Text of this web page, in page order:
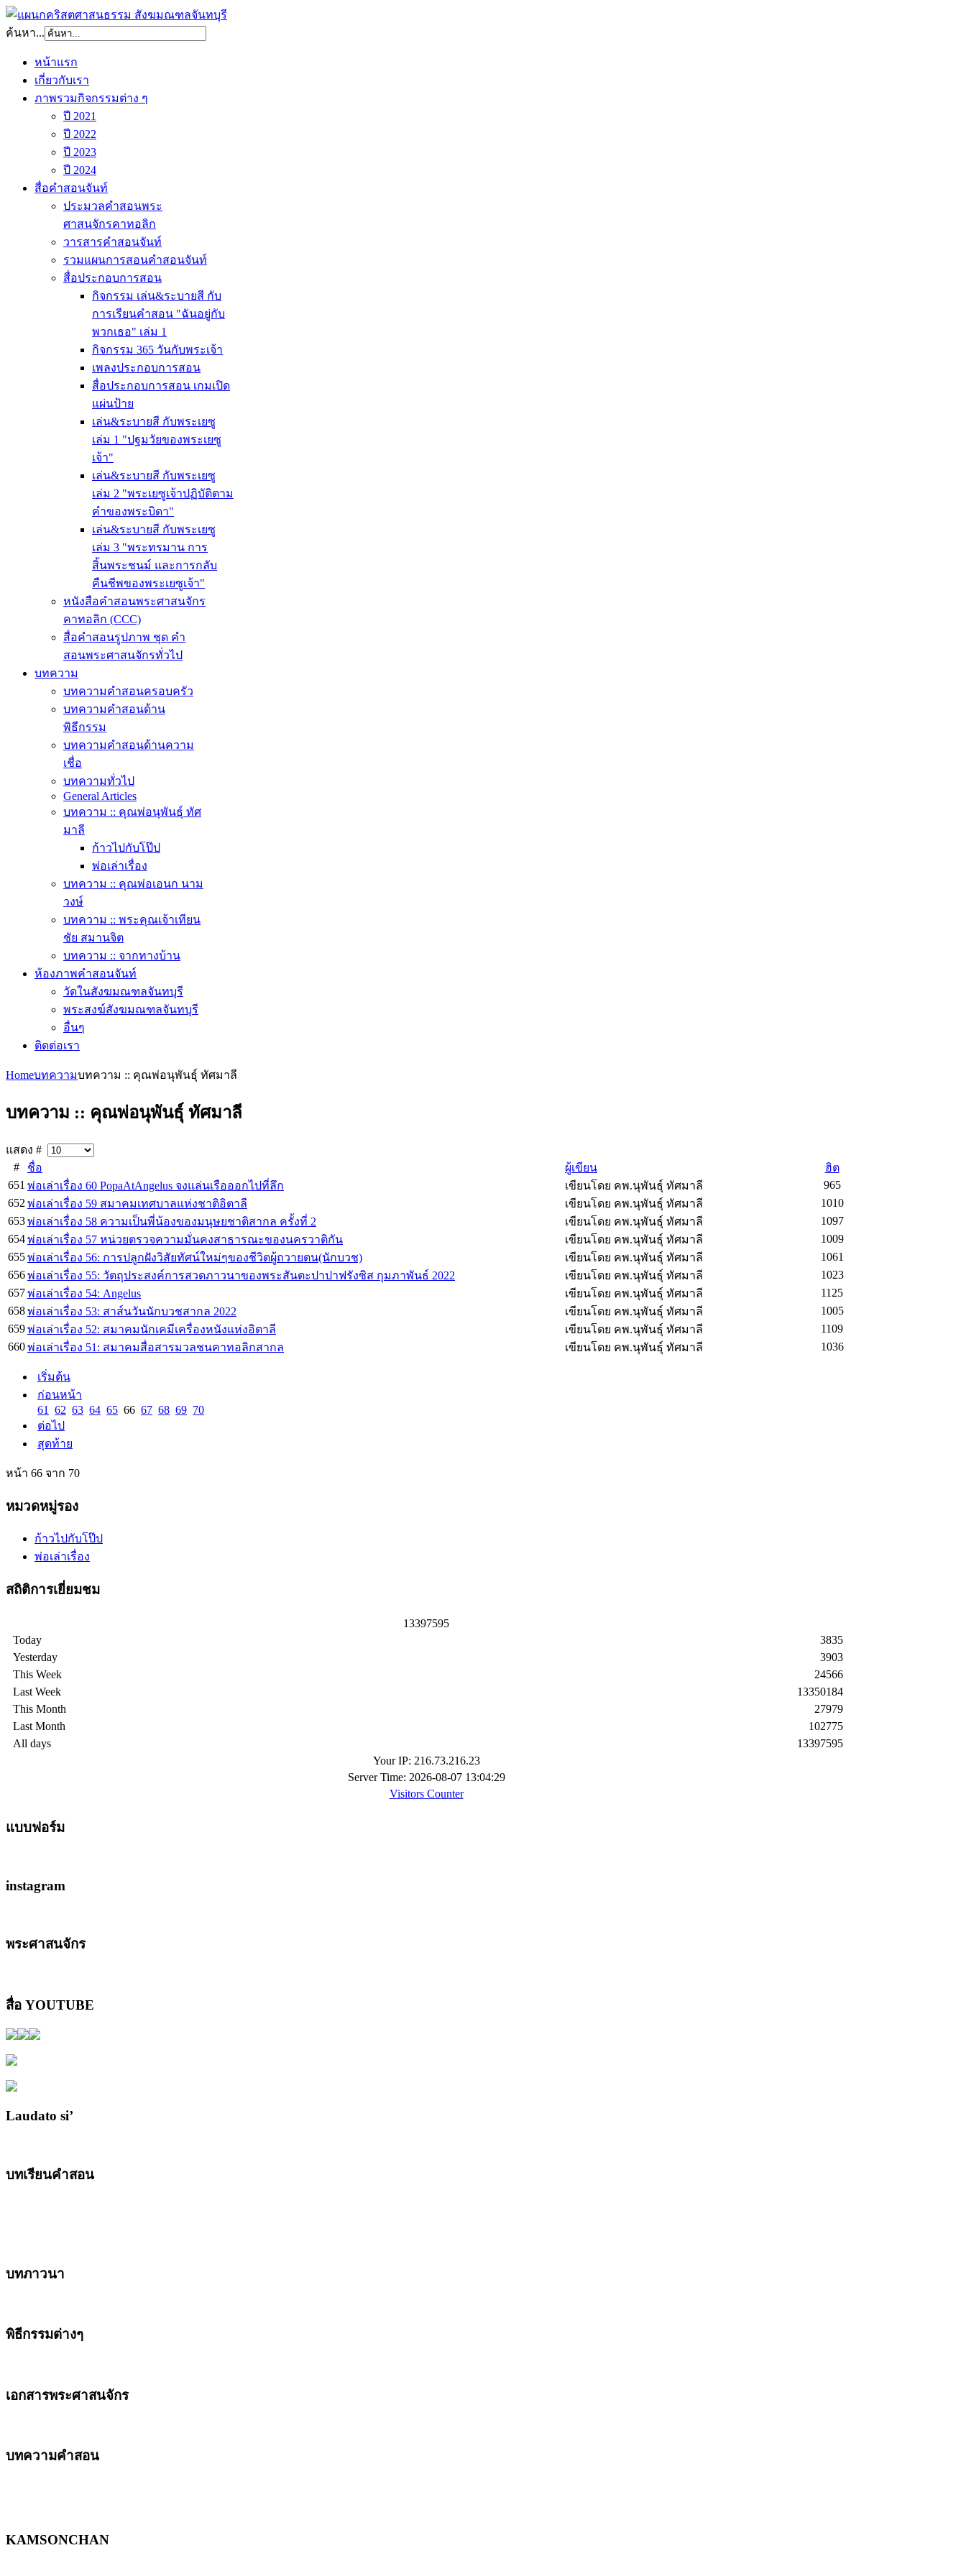
ค้นหา...
หน้าแรก
เกี่ยวกับเรา
ภาพรวมกิจกรรมต่าง ๆ
ปี 2021
ปี 2022
ปี 2023
ปี 2024
สื่อคำสอนจันท์
ประมวลคำสอนพระ
ศาสนจักรคาทอลิก
วารสารคำสอนจันท์
รวมแผนการสอนคำสอนจันท์
สื่อประกอบการสอน
กิจกรรม เล่น&ระบายสี กับ
การเรียนคำสอน "ฉันอยู่กับ
พวกเธอ" เล่ม 1
กิจกรรม 365 วันกับพระเจ้า
เพลงประกอบการสอน
สื่อประกอบการสอน เกมเปิด
แผ่นป้าย
เล่น&ระบายสี กับพระเยซู
เล่ม 1 "ปฐมวัยของพระเยซู
เจ้า"
เล่น&ระบายสี กับพระเยซู
เล่ม 2 "พระเยซูเจ้าปฏิบัติตาม
คำของพระบิดา"
เล่น&ระบายสี กับพระเยซู
เล่ม 3 "พระทรมาน การ
สิ้นพระชนม์ และการกลับ
คืนชีพของพระเยซูเจ้า"
หนังสือคำสอนพระศาสนจักร
คาทอลิก (CCC)
สื่อคำสอนรูปภาพ ชุด คำ
สอนพระศาสนจักรทั่วไป
บทความ
บทความคำสอนครอบครัว
บทความคำสอนด้าน
พิธีกรรม
บทความคำสอนด้านความ
เชื่อ
บทความทั่วไป
General Articles
บทความ :: คุณพ่อนุพันธุ์ ทัศ
มาลี
ก้าวไปกับโป๊ป
พ่อเล่าเรื่อง
บทความ :: คุณพ่อเอนก นาม
วงษ์
บทความ :: พระคุณเจ้าเทียน
ชัย สมานจิต
บทความ :: จากทางบ้าน
ห้องภาพคำสอนจันท์
วัดในสังฆมณฑลจันทบุรี
พระสงฆ์สังฆมณฑลจันทบุรี
อื่นๆ
ติดต่อเรา
Homeบทความบทความ :: คุณพ่อนุพันธุ์ ทัศมาลี
บทความ :: คุณพ่อนุพันธุ์ ทัศมาลี
แสดง #
#
ชื่อ ผู้เขียน
ฮิต
651 พ่อเล่าเรื่อง 60 PopaAtAngelus จงแล่นเรือออกไปที่ลึก เขียนโดย คพ.นุพันธุ์ ทัศมาลี
965
652 พ่อเล่าเรื่อง 59 สมาคมเทศบาลแห่งชาติอิตาลี เขียนโดย คพ.นุพันธุ์ ทัศมาลี
1010
653พ่อเล่าเรื่อง 58 ความเป็นพี่น้องของมนุษยชาติสากล ครั้งที่ 2 เขียนโดย คพ.นุพันธุ์ ทัศมาลี
1097
654พ่อเล่าเรื่อง 57 หน่วยตรวจความมั่นคงสาธารณะของนครวาติกัน เขียนโดย คพ.นุพันธุ์ ทัศมาลี
1009
655พ่อเล่าเรื่อง 56: การปลูกฝังวิสัยทัศน์ใหม่ๆของชีวิตผู้ถวายตน(นักบวช) เขียนโดย คพ.นุพันธุ์ ทัศมาลี
1061
656พ่อเล่าเรื่อง 55: วัตถุประสงค์การสวดภาวนาของพระสันตะปาปาฟรังซิส กุมภาพันธ์ 2022 เขียนโดย คพ.นุพันธุ์ ทัศมาลี
1023
657พ่อเล่าเรื่อง 54: Angelus เขียนโดย คพ.นุพันธุ์ ทัศมาลี
1125
658พ่อเล่าเรื่อง 53: สาส์นวันนักบวชสากล 2022 เขียนโดย คพ.นุพันธุ์ ทัศมาลี
1005
659พ่อเล่าเรื่อง 52: สมาคมนักเคมีเครื่องหนังแห่งอิตาลี เขียนโดย คพ.นุพันธุ์ ทัศมาลี
1109
660พ่อเล่าเรื่อง 51: สมาคมสื่อสารมวลชนคาทอลิกสากล เขียนโดย คพ.นุพันธุ์ ทัศมาลี 1036
เริ่มต้น
ก่อนหน้า
61
62 63 64 65 66 67 68 69 70
ต่อไป
สุดท้าย
หน้า 66 จาก 70
หมวดหมู่รอง
ก้าวไปกับโป๊ป
พ่อเล่าเรื่อง
สถิติการเยี่ยมชม
13397595
Today
Yesterday
This Week
Last Week
This Month
Last Month
All days
3835
3903
24566
13350184
27979
102775
13397595
Your IP: 216.73.216.23
Server Time: 2026-08-07 13:04:29
Visitors Counter
แบบฟอร์ม
instagram
พระศาสนจักร
สื่อ YOUTUBE
Laudato si’
บทเรียนคำสอน
บทภาวนา
พิธีกรรมต่างๆ
เอกสารพระศาสนจักร
บทความคำสอน
KAMSONCHAN